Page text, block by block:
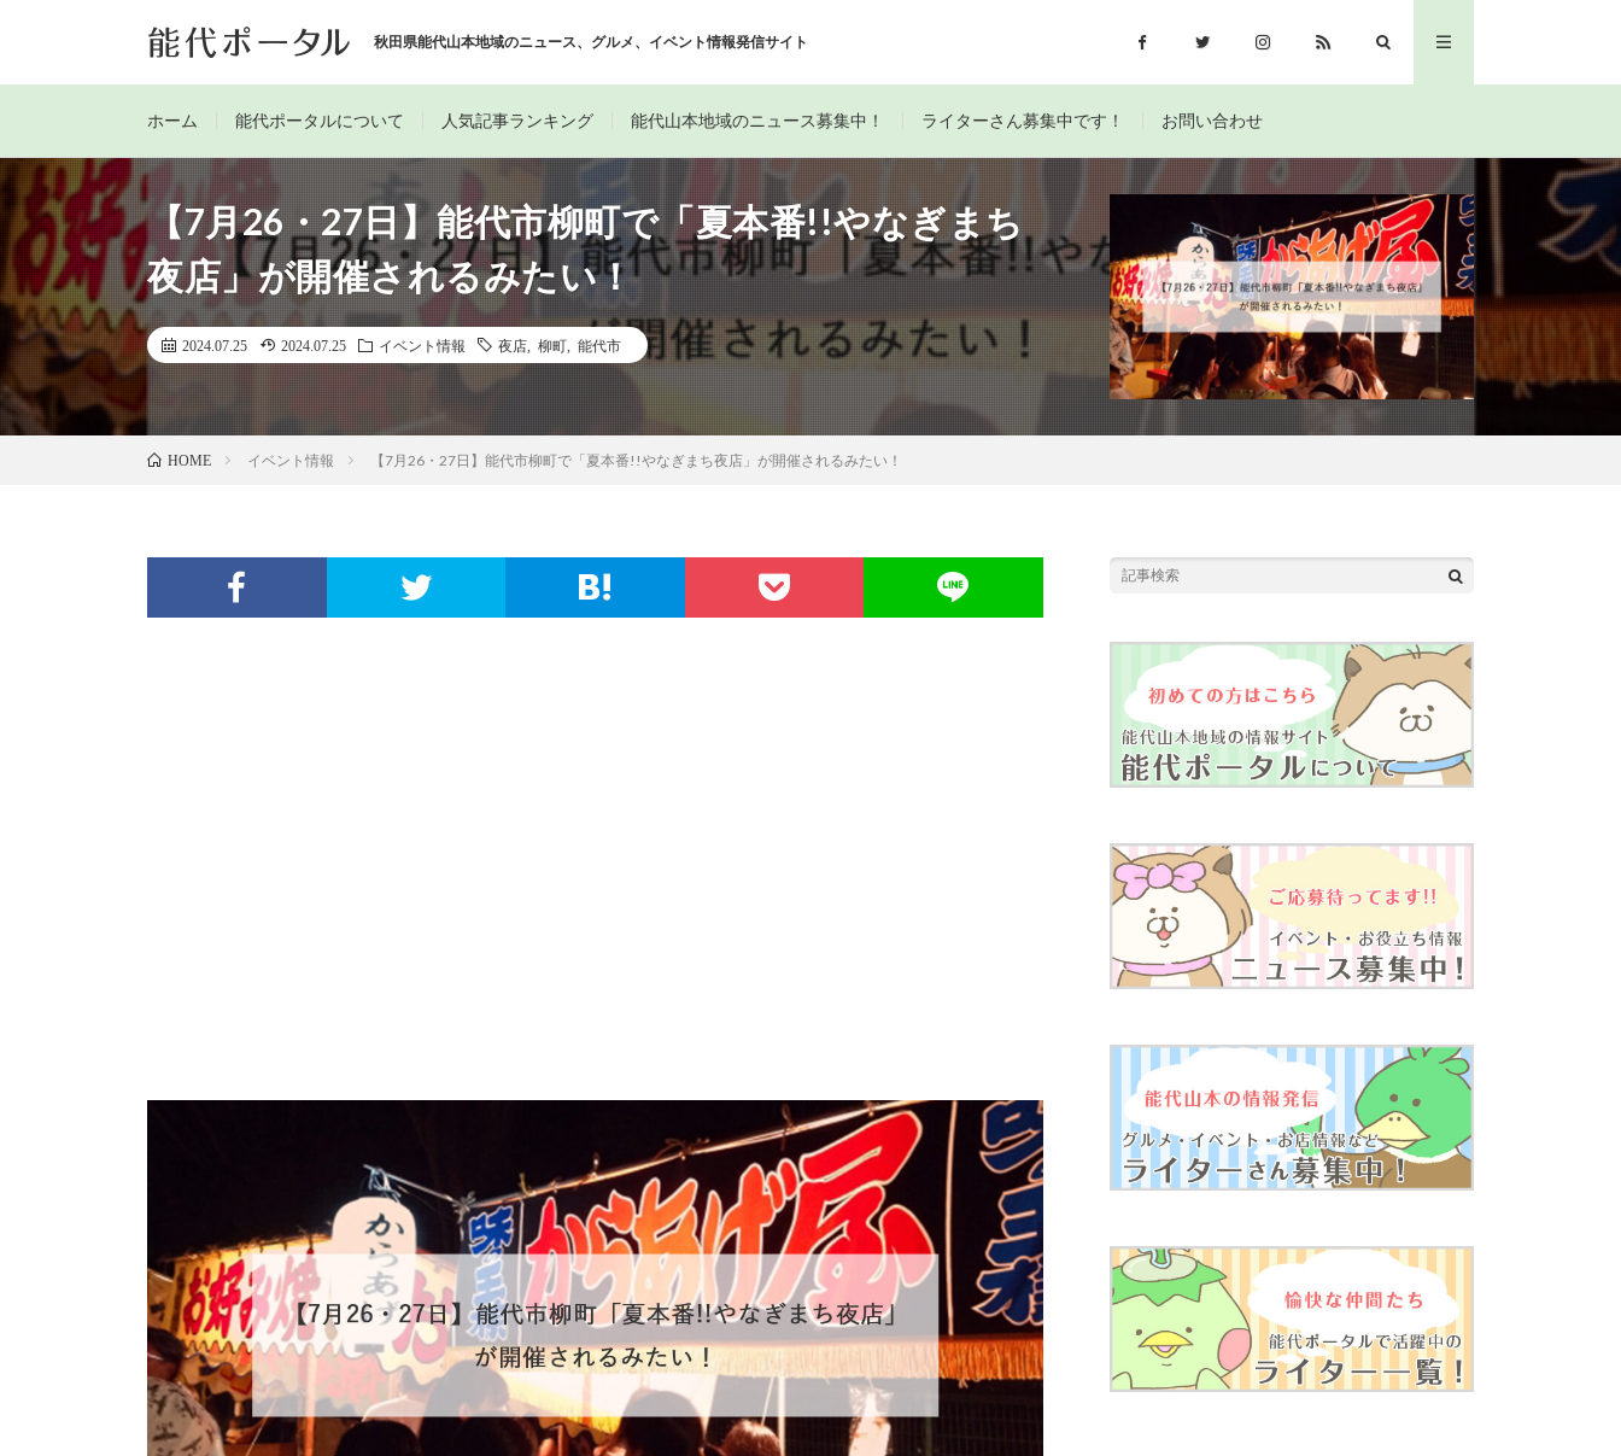
秋田県能代山本地域のニュース、グルメ、イベント情報発信サイト
ホーム 能代ポータルについて 人気記事ランキング 能代山本地域のニュース募集中！ ライターさん募集中です！ お問い合わせ
【7月26・27日】能代市柳町で「夏本番!!やなぎまち
夜店」が開催されるみたい！
2024.07.25 2024.07.25 イベント情報 夜店 柳町 能代市
HOME イベント情報 【7月26・27日】能代市柳町で「夏本番!!やなぎまち夜店」が開催されるみたい！